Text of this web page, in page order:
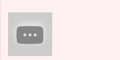
सुविधा थिए । सीमित